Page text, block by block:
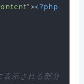
><?php
示される部分 -->